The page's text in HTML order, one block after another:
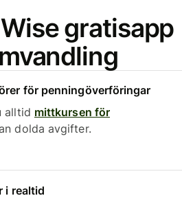
gratisapp
för penningöverföringar
alltid mittkursen för
dolda avgifter.
i realtid